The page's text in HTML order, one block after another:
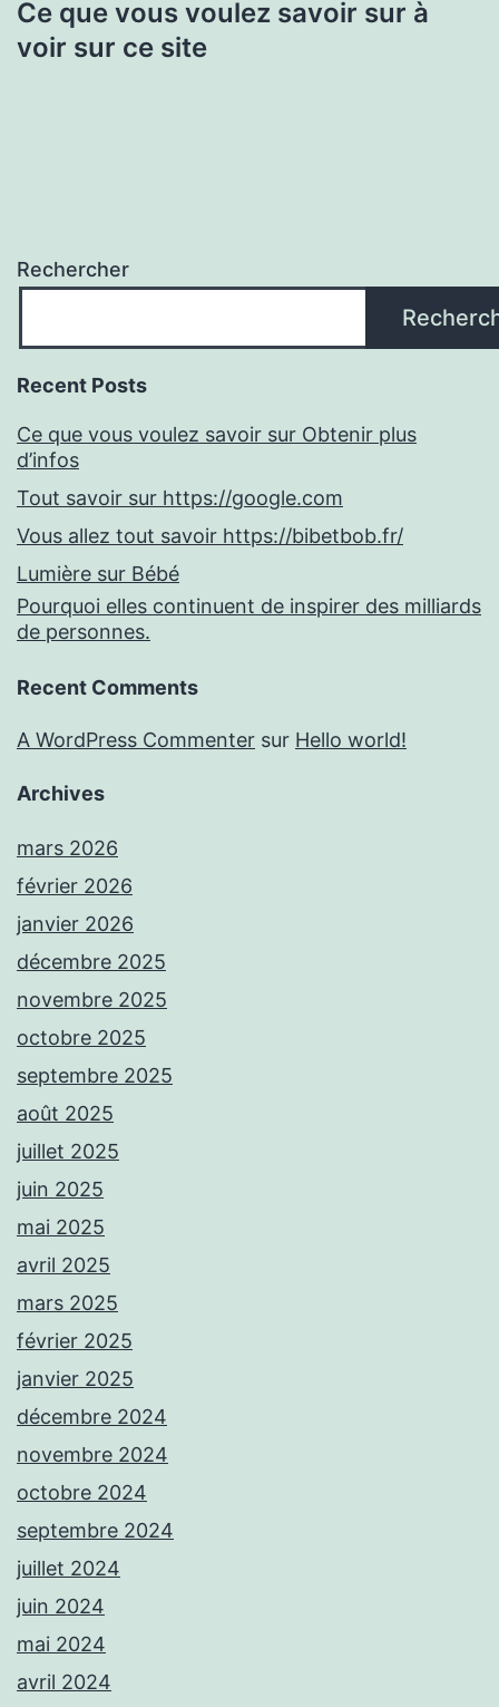
Ce que vous voulez savoir sur à
voir sur ce site
Rechercher
Recent Posts
Ce que vous voulez savoir sur Obtenir plus
d’infos
Tout savoir sur https://google.com
Vous allez tout savoir https://bibetbob.fr/
Lumière sur Bébé
Pourquoi elles continuent de inspirer des milliards
de personnes.
Recent Comments
A WordPress Commenter sur Hello world!
Archives
mars 2026
février 2026
janvier 2026
décembre 2025
novembre 2025
octobre 2025
septembre 2025
août 2025
juillet 2025
juin 2025
mai 2025
avril 2025
mars 2025
février 2025
janvier 2025
décembre 2024
novembre 2024
octobre 2024
septembre 2024
juillet 2024
juin 2024
mai 2024
avril 2024